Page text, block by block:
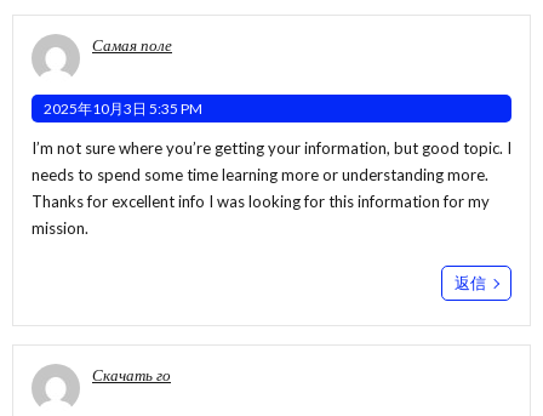
Самая поле
2025年10月3日 5:35 PM
I’m not sure where you’re getting your information, but good topic. I
needs to spend some time learning more or understanding more.
Thanks for excellent info I was looking for this information for my
mission.
返信
Скачать го